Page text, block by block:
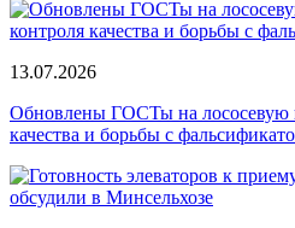
13.07.2026
Обновлены ГОСТы на лососевую
качества и борьбы с